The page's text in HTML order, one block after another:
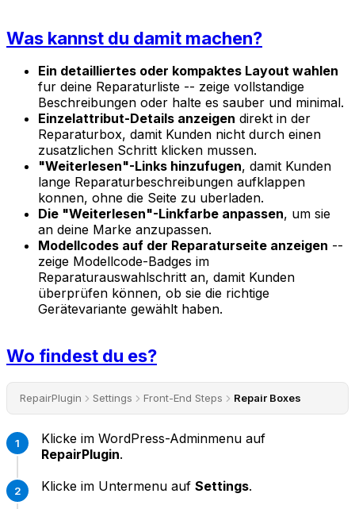
Was kannst du damit machen?
Ein detailliertes oder kompaktes Layout wahlen
fur deine Reparaturliste -- zeige vollstandige
Beschreibungen oder halte es sauber und minimal.
Einzelattribut-Details anzeigen direkt in der
Reparaturbox, damit Kunden nicht durch einen
zusatzlichen Schritt klicken mussen.
"Weiterlesen"-Links hinzufugen, damit Kunden
lange Reparaturbeschreibungen aufklappen
konnen, ohne die Seite zu uberladen.
Die "Weiterlesen"-Linkfarbe anpassen, um sie
an deine Marke anzupassen.
Modellcodes auf der Reparaturseite anzeigen --
zeige Modellcode-Badges im
Reparaturauswahlschritt an, damit Kunden
überprüfen können, ob sie die richtige
Gerätevariante gewählt haben.
Wo findest du es?
RepairPlugin Settings Front-End Steps Repair Boxes
Klicke im WordPress-Adminmenu auf
RepairPlugin.
Klicke im Untermenu auf Settings.